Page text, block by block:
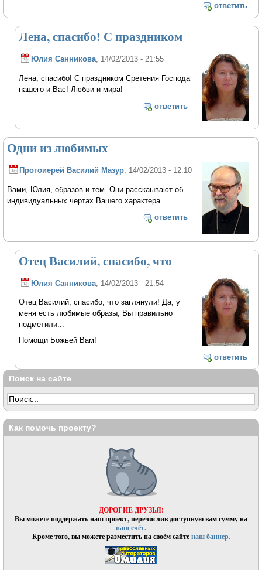
ответить
Лена, спасибо! С праздником
Юлия Санникова, 14/02/2013 - 21:55
Лена, спасибо! С праздником Сретения Господа
нашего и Вас! Любви и мира!
ответить
Одни из любимых
Протоиерей Василий Мазур , 14/02/2013 - 12:10
Вами, Юлия, образов и тем. Они расскаывают об
индивидуальных чертах Вашего характера.
ответить
Отец Василий, спасибо, что
Юлия Санникова , 14/02/2013 - 21:54
Отец Василий, спасибо, что заглянули! Да, у
меня есть любимые образы, Вы правильно
подметили...
Помощи Божьей Вам!
ответить
Поиск на сайте
Как помочь проекту?
ДОРОГИЕ ДРУЗЬЯ!
Вы можете поддержать наш проект, перечислив доступную вам сумму на
наш счёт.
Кроме того, вы можете разместить на своём сайтенаш баннер.